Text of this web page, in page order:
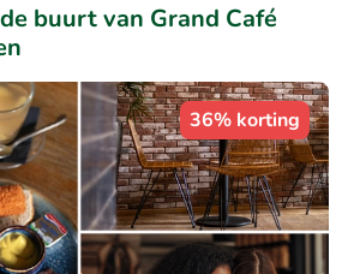
buurt van Grand Café
36% korting